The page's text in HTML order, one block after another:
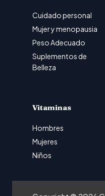
Cuidado personal
Mujer y menopausia
Peso Adecuado
Suplementos de
Belleza
Vitaminas
Hombres
Mujeres
Niños